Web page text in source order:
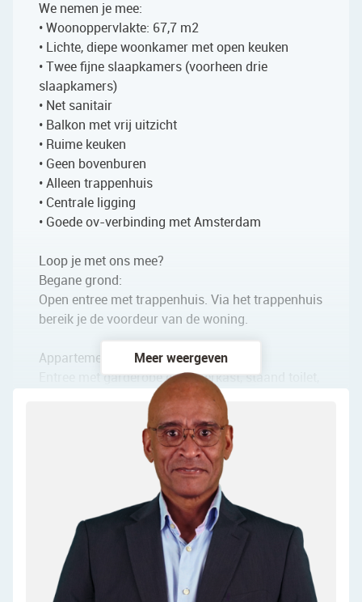
We nemen je mee:
• Woonoppervlakte: 67,7 m2
• Lichte, diepe woonkamer met open keuken
• Twee fijne slaapkamers (voorheen drie
slaapkamers)
• Net sanitair
• Balkon met vrij uitzicht
• Ruime keuken
• Geen bovenburen
• Alleen trappenhuis
• Centrale ligging
• Goede ov-verbinding met Amsterdam
Loop je met ons mee?
Begane grond:
Open entree met trappenhuis. Via het trappenhuis
bereik je de voordeur van de woning.
Appartement:
Entree met garderobe en meterkast, staand toilet,
toegang tot twee fijne slaapkamers, de badkamer
en open toegang tot de lichte woonkamer. De
diepe woonkamer ligt over de hele lengte van de
woning en heeft aan de voorzijde een brede
raampartij en toegang tot een balkon met vrij
uitzicht. Aan de voorzijde is ook de U-vormige
keuken gesitueerd. De keuken heeft eiken fronten
en de volgende apparatuur is aanwezig: een
vaatwasser, een oven, een magnetron, een
inductiefornuis en een koelkast met vriezer. Ook
via de keuken kan je naar het balkon.
Meer weergeven